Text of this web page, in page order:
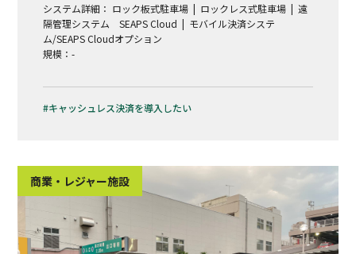
システム詳細： ロック板式駐車場 ロックレス式駐車場
遠
隔管理システム SEAPS Cloud
モバイル決済システ
ム/SEAPS Cloudオプション
規模：-
キャッシュレス決済を導入したい
商業・レジャー施設